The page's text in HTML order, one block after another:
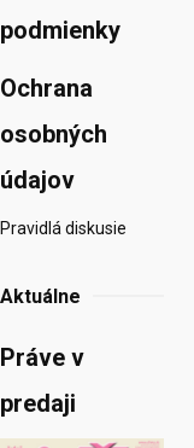
podmienky
Ochrana
osobných
údajov
Pravidlá diskusie
Aktuálne
Práve v
predaji